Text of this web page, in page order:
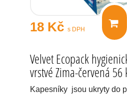
18 Kč s DPH
Velvet Ecopack
vrstvé Zima-červená 56
Kapesníky jsou ukryty do